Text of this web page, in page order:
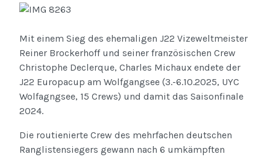
Mit einem Sieg des ehemaligen J22 Vizeweltmeister
Reiner Brockerhoff und seiner französischen Crew
Christophe Declerque, Charles Michaux endete der
J22 Europacup am Wolfgangsee (3.-6.10.2025, UYC
Wolfagngsee, 15 Crews) und damit das Saisonfinale
2024.
Die routienierte Crew des mehrfachen deutschen
Ranglistensiegers gewann nach 6 umkämpften